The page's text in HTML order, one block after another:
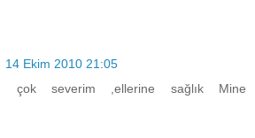
14 Ekim 2010 21:05
çok severim ,ellerine sağlık Mine